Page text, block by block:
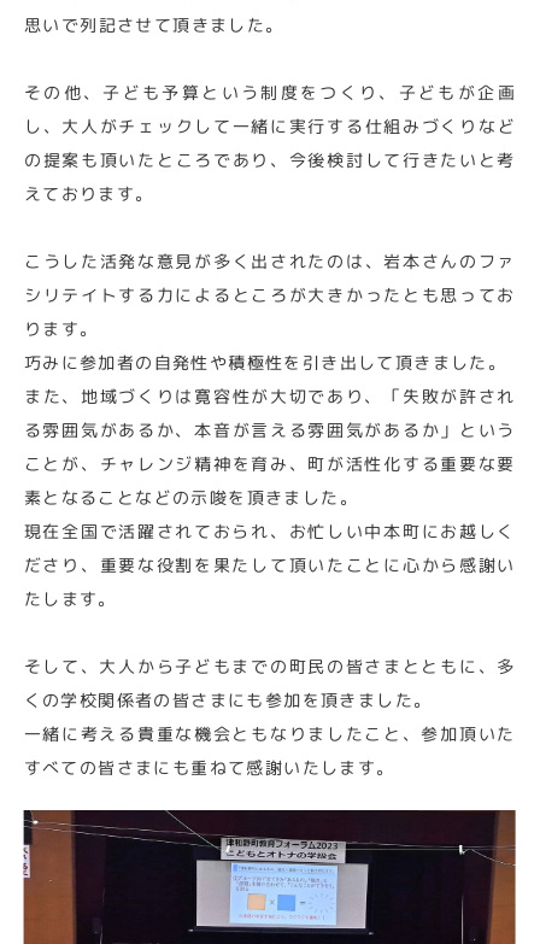
思いで列記させて頂きました。
その他、子ども予算という制度をつくり、子どもが企画
し、大人がチェックして一緒に実行する仕組みづくりなど
の提案も頂いたところであり、今後検討して行きたいと考
えております。
こうした活発な意見が多く出されたのは、岩本さんのファ
シリテイトする力によるところが大きかったとも思ってお
ります。
巧みに参加者の自発性や積極性を引き出して頂きました。
また、地域づくりは寛容性が大切であり、「失敗が許され
る雰囲気があるか、本音が言える雰囲気があるか」という
ことが、チャレンジ精神を育み、町が活性化する重要な要
素となることなどの示唆を頂きました。
現在全国で活躍されておられ、お忙しい中本町にお越しく
ださり、重要な役割を果たして頂いたことに心から感謝い
たします。
そして、大人から子どもまでの町民の皆さまとともに、多
くの学校関係者の皆さまにも参加を頂きました。
一緒に考える貴重な機会ともなりましたこと、参加頂いた
すべての皆さまにも重ねて感謝いたします。